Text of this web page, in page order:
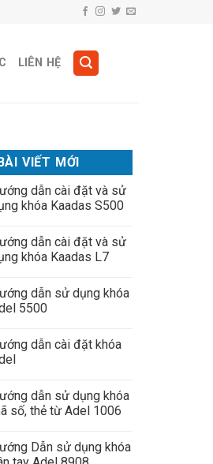
LIÊN HỆ
VIẾT MỚI
dẫn cài đặt và sử
khóa Kaadas S500
dẫn cài đặt và sử
khóa Kaadas L7
dẫn sử dụng khóa
5500
dẫn cài đặt khóa
dẫn sử dụng khóa
số, thẻ từ Adel 1006
Dẫn sử dụng khóa